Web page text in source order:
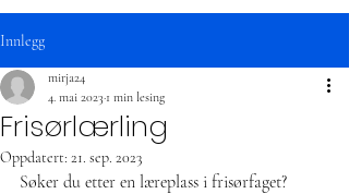
Innlegg
Frisørlærling
mirja24
4. mai 2023 1 min lesing
Oppdatert: 21. sep. 2023
Søker du etter en læreplass i frisørfaget?